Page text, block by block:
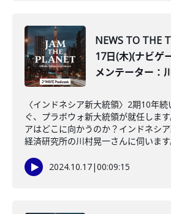
NEWS TO THE
17日(木)(ナビゲ
メンテーター：
〈インドネシア新大統領〉2期10年
ぐ、プラボウォ新大統領が就任しま
アはどこに向かうのか？インドネシ
経済研究所の川村晃一さんに伺います
2024.10.17|00:09:15